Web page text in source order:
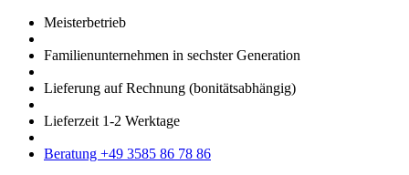
Meister­betrieb
Familien­unter­nehmen in sechster Gene­ration
Lieferung auf Rech­nung (bonitätsabhängig)
Liefer­zeit 1-2 Werk­tage
Bera­tung +49 3585 86 78 86